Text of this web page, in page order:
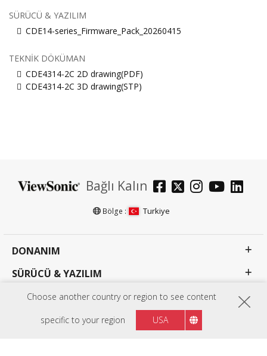
Choose another country or region to see content
specific to your region USA
SÜRÜCÜ & YAZILIM
CDE14-series_Firmware_Pack_20260415
TEKNIK DÖKÜMAN
CDE4314-2C 2D drawing(PDF)
CDE4314-2C 3D drawing(STP)
Bağlı Kalın
Bölge : Turkiye
DONANIM
SÜRÜCÜ & YAZILIM
EDUCATION SOLUTIONS
BUSINESS SOLUTIONS